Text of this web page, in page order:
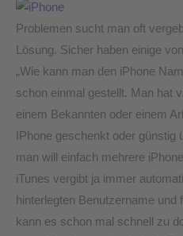
Problemen sucht man oft
Lösung. Sicher haben einige
„Wie kann man den iPhone
schon einmal gestellt. Man hat
einem Bekannten oder einem
IPhone geschenkt oder
man will einfach mehrere
iTunes vergibt ja immer
hinterlegten Benutzername und
kann es schon mal schnell zu
in
iTunes?